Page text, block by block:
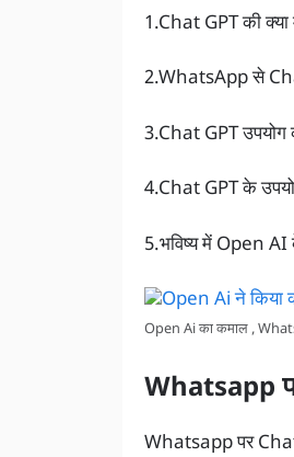
1.Chat GPT की क्या
2.WhatsApp से
3.Chat GPT
4.Chat GPT के
5.भविष्य में Open AI
Open Ai का कमाल ,
Whatsapp
Whatsapp पर